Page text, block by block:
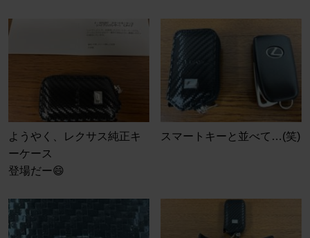
ようやく、レクサス純正キ
ーケース
登場だー😄
スマートキーと並べて…(笑)